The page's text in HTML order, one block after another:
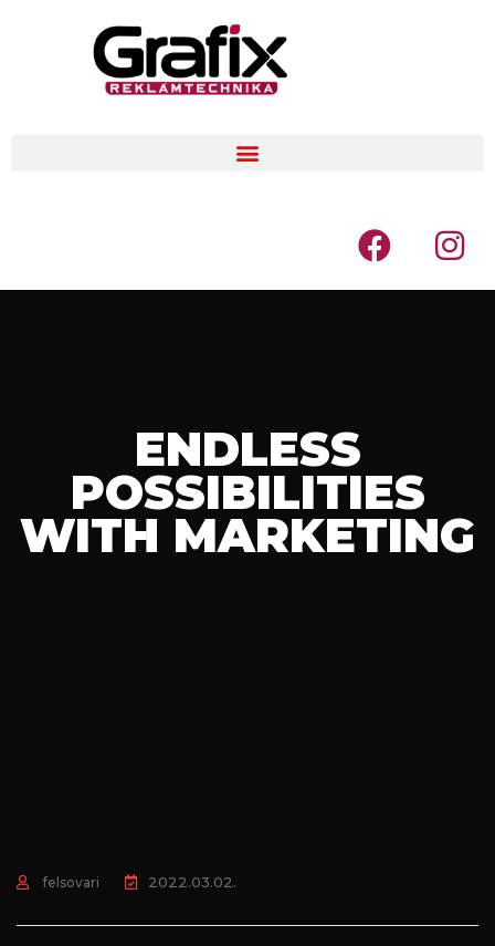
ENDLESS
POSSIBILITIES
WITH MARKETING
felsovari 2022.03.02.